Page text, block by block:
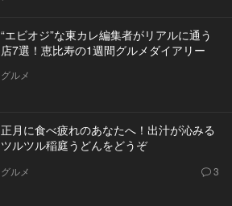
“エビオジ”な東カレ編集者がリアルに通う
店7選！恵比寿の1週間グルメダイアリー
グルメ
正月に食べ疲れのあなたへ！出汁が沁みる
ツルツル稲庭うどんをどうぞ
グルメ 3